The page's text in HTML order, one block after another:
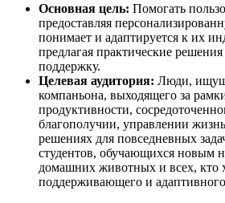
Основная цель: Помогать
предоставляя
понимает и адаптируется к их
предлагая практические
поддержку.
Целевая аудитория: Люди,
компаньона, выходящего за
продуктивности,
благополучии, управлении
решениях для повседневных
студентов, обучающихся новым
домашних животных и всех, кто
поддерживающего и